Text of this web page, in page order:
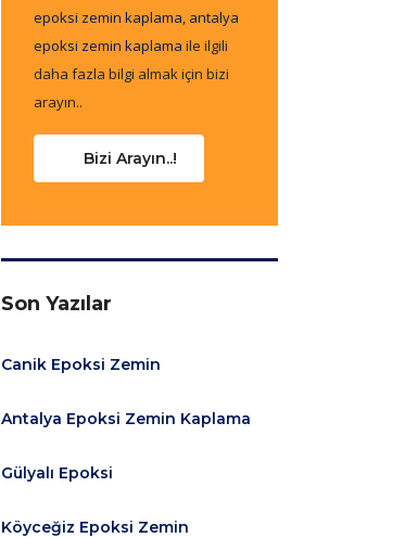
epoksi zemin kaplama, antalya
epoksi zemin kaplama ile ilgili
daha fazla bilgi almak için bizi
arayın..
Bizi Arayın..!
Son Yazılar
Canik Epoksi Zemin
Antalya Epoksi Zemin Kaplama
Gülyalı Epoksi
Köyceğiz Epoksi Zemin